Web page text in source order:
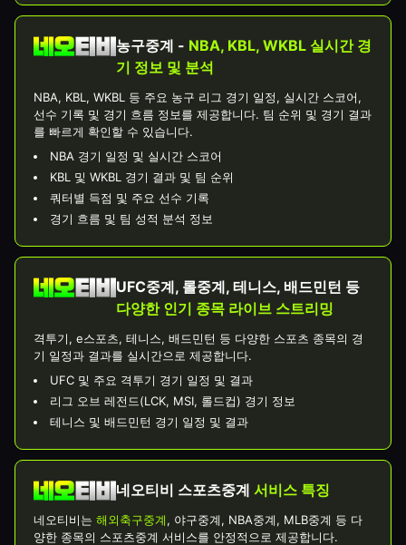
농구중계 - NBA, KBL, WKBL 실시간 경
기 정보 및 분석
NBA, KBL, WKBL 등 주요 농구 리그 경기 일정, 실시간 스코어,
선수 기록 및 경기 흐름 정보를 제공합니다. 팀 순위 및 경기 결과
를 빠르게 확인할 수 있습니다.
NBA 경기 일정 및 실시간 스코어
KBL 및 WKBL 경기 결과 및 팀 순위
쿼터별 득점 및 주요 선수 기록
경기 흐름 및 팀 성적 분석 정보
UFC중계, 롤중계, 테니스, 배드민턴 등
다양한 인기 종목 라이브 스트리밍
격투기, e스포츠, 테니스, 배드민턴 등 다양한 스포츠 종목의 경
기 일정과 결과를 실시간으로 제공합니다.
UFC 및 주요 격투기 경기 일정 및 결과
리그 오브 레전드(LCK, MSI, 롤드컵) 경기 정보
테니스 및 배드민턴 경기 일정 및 결과
네오티비 스포츠중계 서비스 특징
네오티비는 해외축구중계, 야구중계, NBA중계, MLB중계 등 다
양한 종목의 스포츠중계 서비스를 안정적으로 제공합니다.